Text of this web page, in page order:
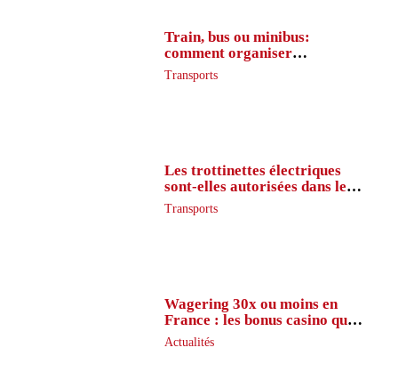
Train, bus ou minibus:
comment organiser
l’itinéraire en France
Transports
Les trottinettes électriques
sont-elles autorisées dans le
métro ?
Transports
Wagering 30x ou moins en
France : les bonus casino que
peu de joueurs connaissent
vraiment
Actualités